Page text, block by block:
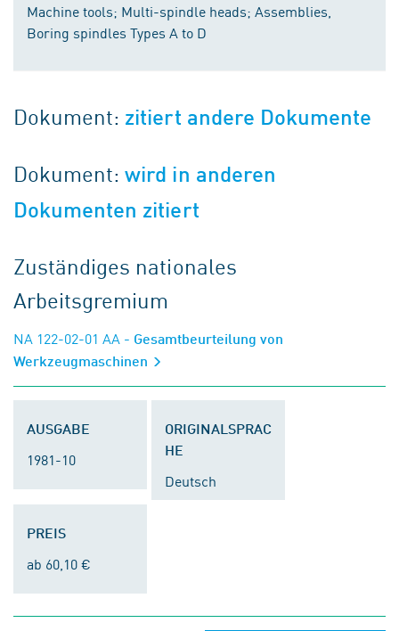
Machine tools; Multi-spindle heads; Assemblies,
Boring spindles Types A to D
Dokument: zitiert andere Dokumente
Dokument:wird in anderen
Dokumenten zitiert
Zuständiges nationales
Arbeitsgremium
NA 122-02-01 AA - Gesamtbeurteilung von
Werkzeugmaschinen
AUSGABE
1981-10
ORIGINALSPRAC
HE
Deutsch
PREIS
ab 60,10 €